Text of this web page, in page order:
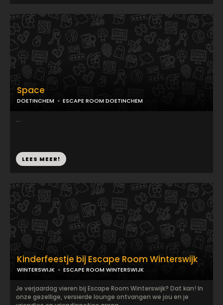
Space
DOETINCHEM ESCAPE ROOM DOETINCHEM
...
LEES MEER!
Kinderfeestje bij Escape Room Winterswijk
WINTERSWIJK ESCAPE ROOM WINTERSWIJK
Je verjaardag vieren bij Escape Room Winterswijk? Dat kan! In
onze gezellige, versierde lounge ontvangen we jou en je